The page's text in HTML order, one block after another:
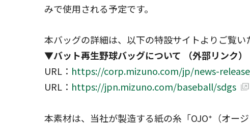
みで使用される予定です。
本バッグの詳細は、以下の特設サイトよりご覧い
▼バット再生野球バッグについて （外部リンク）
URL： https://corp.mizuno.com/jp/news-
URL： https://jpn.mizuno.com/baseball/sdgs
本素材は、当社が製造する紙の糸「OJO⁺（オー